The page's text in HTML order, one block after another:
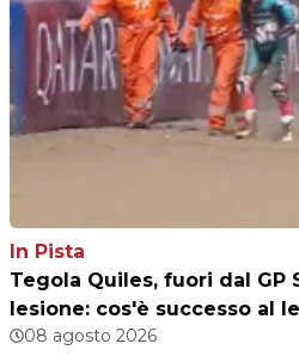
In Pista
Tegola Quiles, fuori dal GP
lesione: cos'è successo al
08 agosto 2026